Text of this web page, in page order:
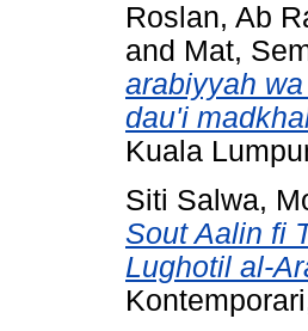
Roslan, Ab
and Mat,
arabiyyah
dau'i
Kuala
Siti Salwa,
Sout Aalin fi
Lughotil al-